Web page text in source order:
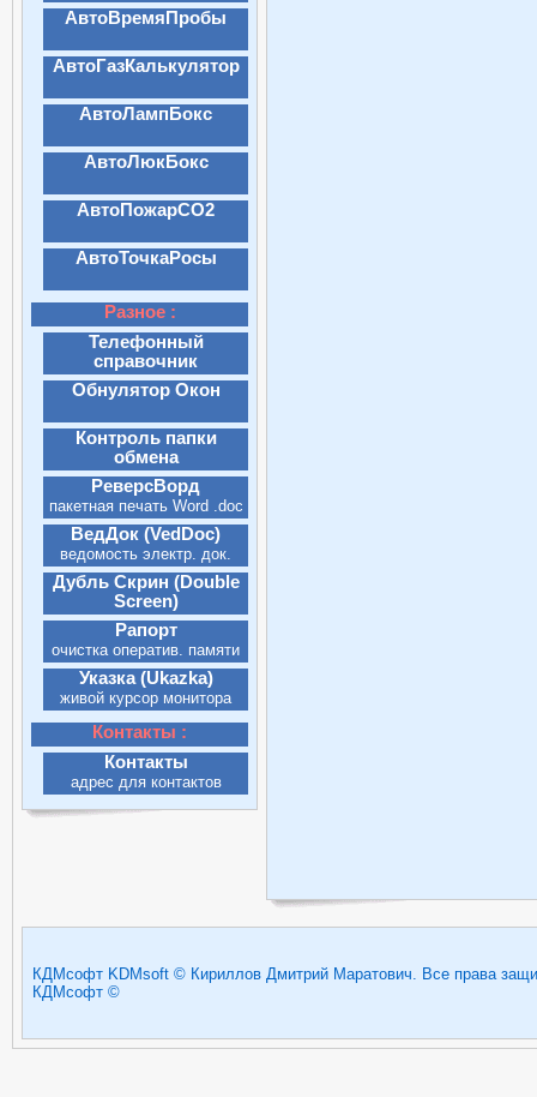
АвтоВремяПробы
АвтоГазКалькулятор
АвтоЛампБокс
АвтоЛюкБокс
АвтоПожарСО2
АвтоТочкаРосы
Разное :
Телефонный
справочник
Обнулятор Окон
Контроль папки
обмена
РеверсВорд
пакетная печать Word .doc
ВедДок (VedDoc)
ведомость электр. док.
Дубль Скрин (Double
Screen)
просмотр монитора
Рапорт
очистка оператив. памяти
Указка (Ukazka)
живой курсор монитора
Контакты :
Контакты
адрес для контактов
КДМсофт KDMsoft © Кириллов Дмитрий Маратович. Все права
КДМсофт ©